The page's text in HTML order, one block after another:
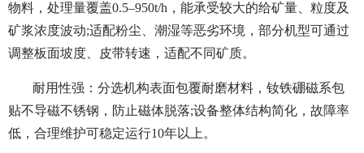
物料，处理量覆盖0.5–950t/h，能承受较大的给矿量、粒度及
矿浆浓度波动;适配粉尘、潮湿等恶劣环境，部分机型可通过
调整板面坡度、皮带转速，适配不同矿质。
耐用性强：分选机构表面包覆耐磨材料，钕铁硼磁系包
贴不导磁不锈钢，防止磁体脱落;设备整体结构简化，故障率
低，合理维护可稳定运行10年以上。